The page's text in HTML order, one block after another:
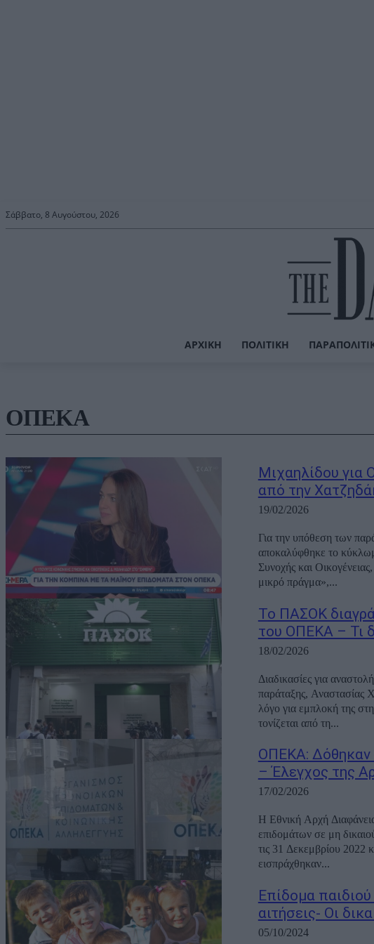
Σάββατο, 8 Αυγούστου, 2026
ΑΡΧΙΚΉ ΠΟΛΙΤΙΚΉ
ΟΠΕΚΑ
Μιχαηλίδου για
από την
19/02/2026
Για την υπόθεση των
αποκαλύφθηκε το
Συνοχής και
μικρό πράγμα»,...
Το ΠΑΣΟΚ
του ΟΠΕΚΑ – Τι
18/02/2026
Διαδικασίες για
παράταξης, Αναστασίας
λόγο για εμπλοκή της
τονίζεται από τη...
ΟΠΕΚΑ: Δόθηκαν
– Έλεγχος της
17/02/2026
Η Εθνική Αρχή
επιδομάτων σε μη
τις 31 Δεκεμβρίου 2022
εισπράχθηκαν...
Επίδομα
αιτήσεις- Οι
05/10/2024